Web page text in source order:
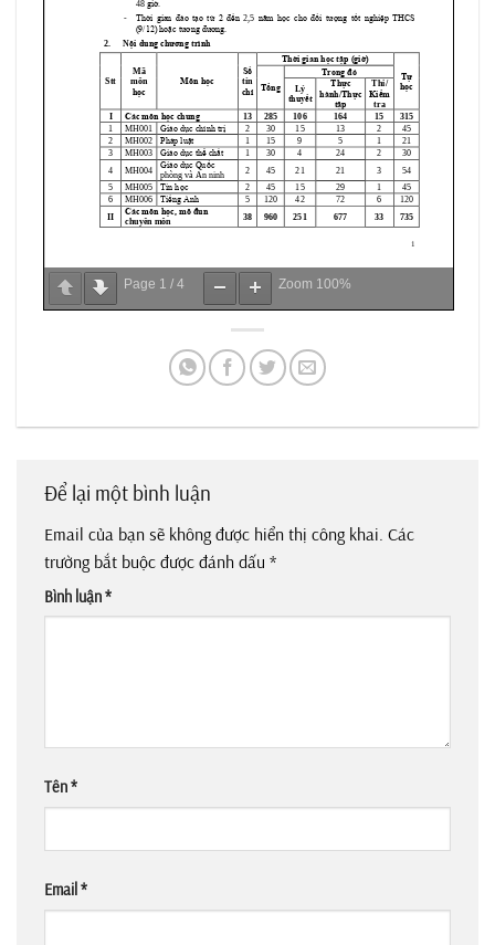
Page 1 / 4 Zoom 100%
Để lại một bình luận
Email của bạn sẽ không được hiển thị công khai. Các
trường bắt buộc được đánh dấu *
Bình luận*
Tên*
Email *